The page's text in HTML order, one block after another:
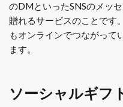
のDMといったSNSのメッ
贈れるサービスのことです。
もオンラインでつながって
ます。
ソーシャルギフ